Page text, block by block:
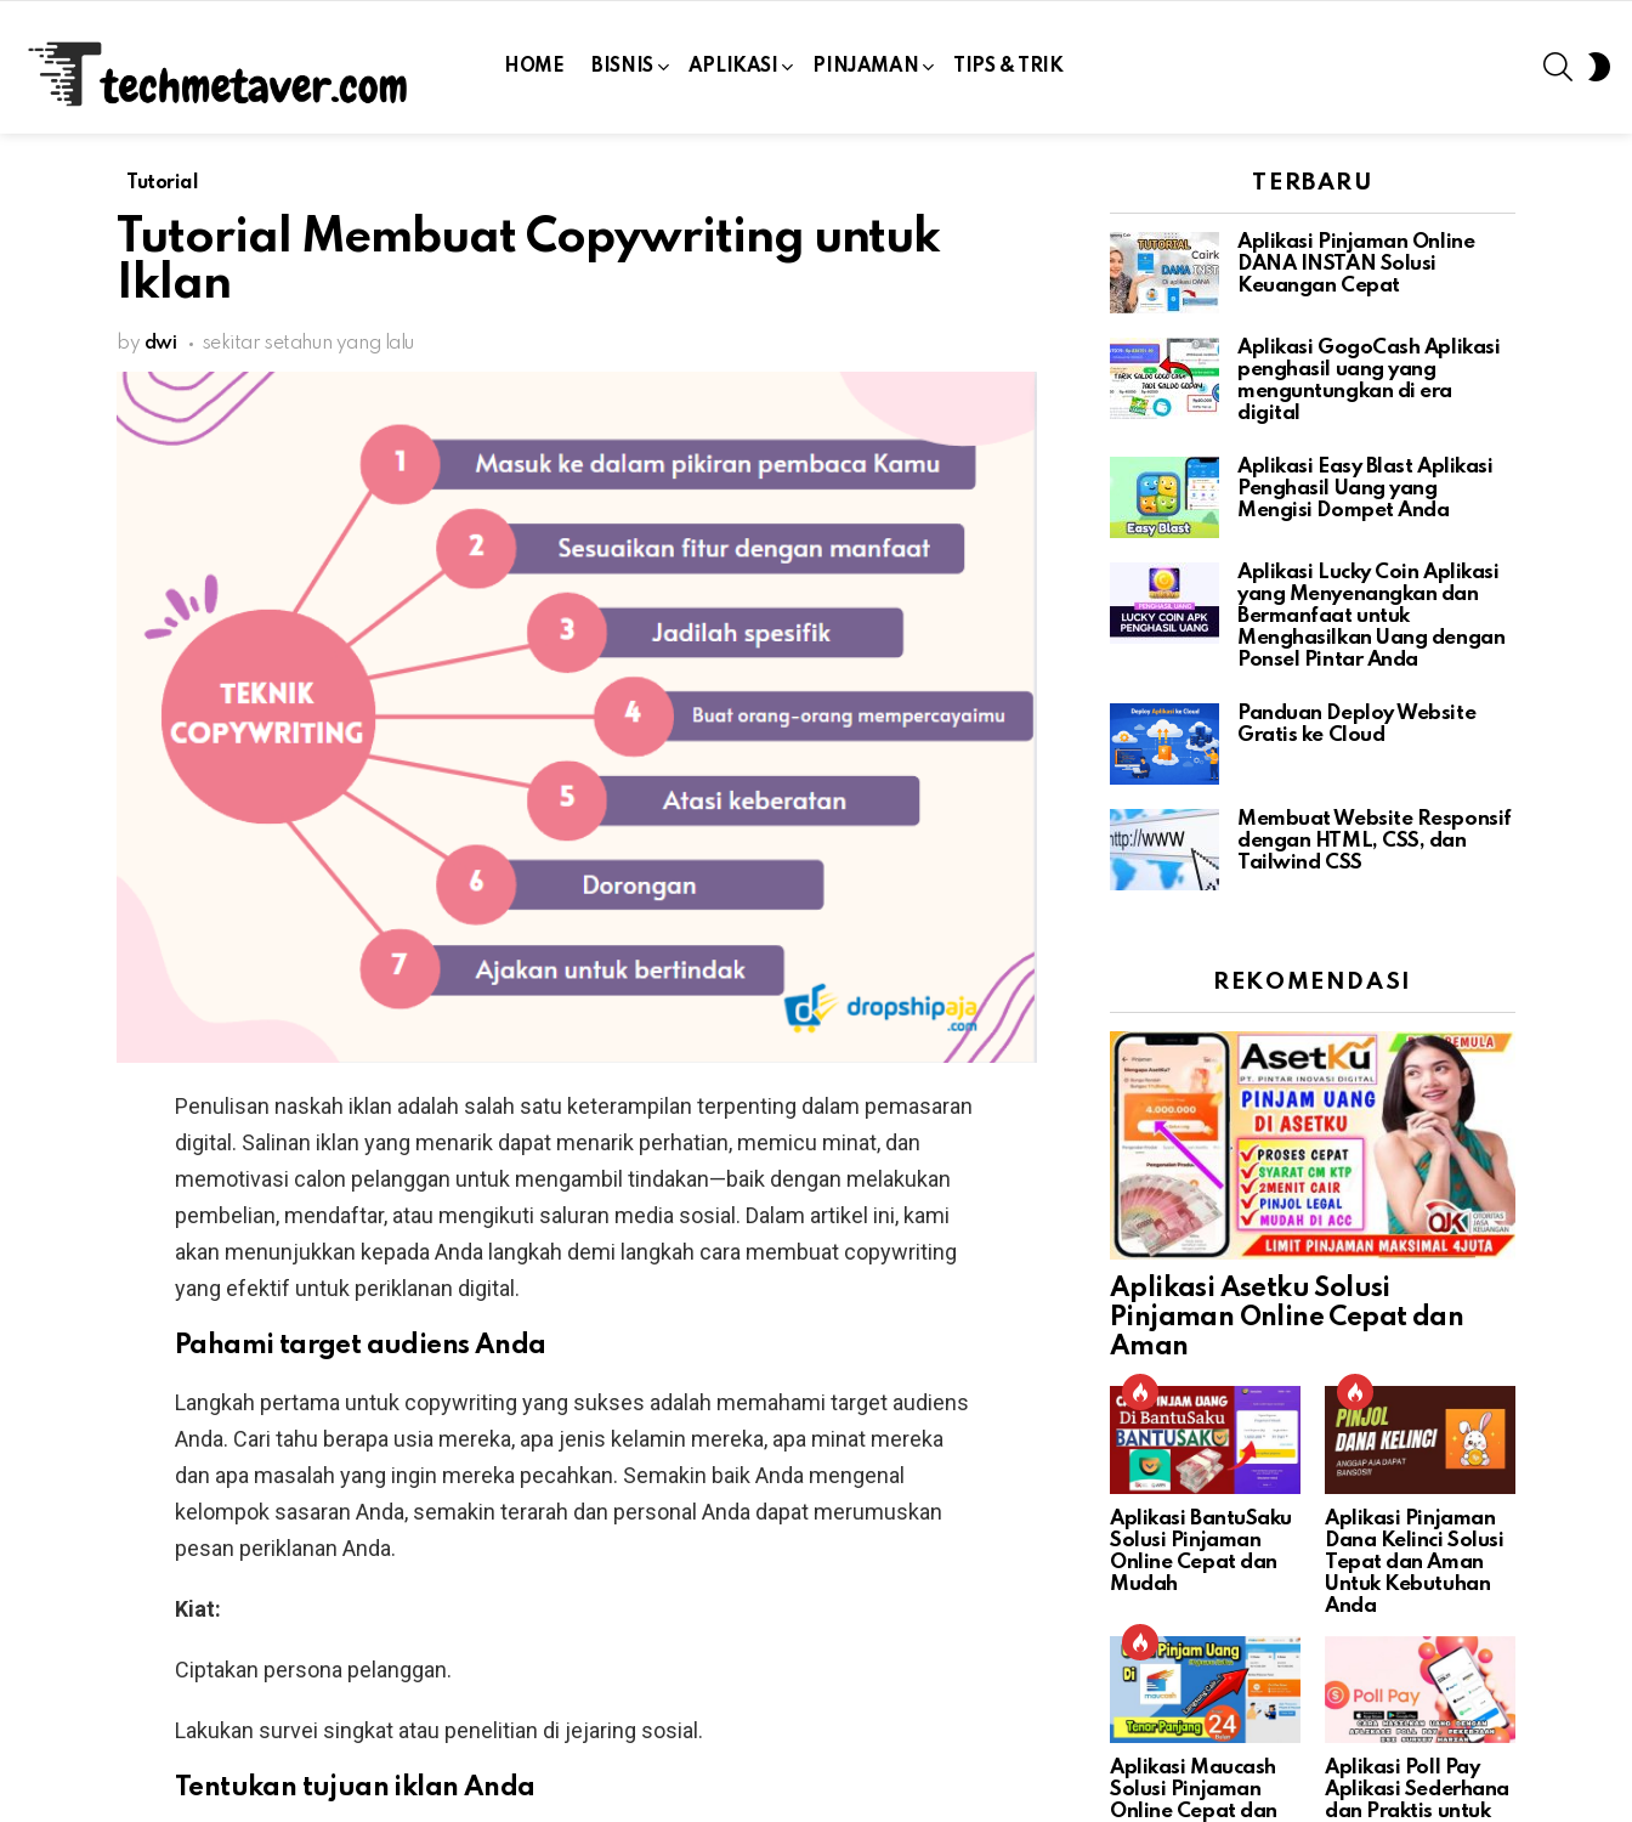
HOME BISNIS APLIKASI PINJAMAN TIPS & TRIK
Tutorial
Tutorial Membuat Copywriting untuk
Iklan
by dwi sekitar setahun yang lalu
Penulisan naskah iklan adalah salah satu keterampilan terpenting dalam pemasaran
digital. Salinan iklan yang menarik dapat menarik perhatian, memicu minat, dan
memotivasi calon pelanggan untuk mengambil tindakan—baik dengan melakukan
pembelian, mendaftar, atau mengikuti saluran media sosial. Dalam artikel ini, kami
akan menunjukkan kepada Anda langkah demi langkah cara membuat copywriting
yang efektif untuk periklanan digital.
Pahami target audiens Anda
Langkah pertama untuk copywriting yang sukses adalah memahami target audiens
Anda. Cari tahu berapa usia mereka, apa jenis kelamin mereka, apa minat mereka
dan apa masalah yang ingin mereka pecahkan. Semakin baik Anda mengenal
kelompok sasaran Anda, semakin terarah dan personal Anda dapat merumuskan
pesan periklanan Anda.
Kiat:
Ciptakan persona pelanggan.
Lakukan survei singkat atau penelitian di jejaring sosial.
Tentukan tujuan iklan Anda
TERBARU
Aplikasi Pinjaman Online
DANA INSTAN Solusi
Keuangan Cepat
Aplikasi GogoCash Aplikasi
penghasil uang yang
menguntungkan di era
digital
Aplikasi Easy Blast Aplikasi
Penghasil Uang yang
Mengisi Dompet Anda
Aplikasi Lucky Coin Aplikasi
yang Menyenangkan dan
Bermanfaat untuk
Menghasilkan Uang dengan
Ponsel Pintar Anda
Panduan Deploy Website
Gratis ke Cloud
Membuat Website Responsif
dengan HTML, CSS, dan
Tailwind CSS
REKOMENDASI
Aplikasi Asetku Solusi
Pinjaman Online Cepat dan
Aman
Aplikasi BantuSaku
Solusi Pinjaman
Online Cepat dan
Mudah
Aplikasi Pinjaman
Dana Kelinci Solusi
Tepat dan Aman
Untuk Kebutuhan
Anda
Aplikasi Maucash
Solusi Pinjaman
Online Cepat dan
Aplikasi Poll Pay
Aplikasi Sederhana
dan Praktis untuk